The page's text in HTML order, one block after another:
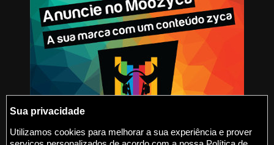
Sua privacidade
Utilizamos cookies para melhorar a sua experiência e prover